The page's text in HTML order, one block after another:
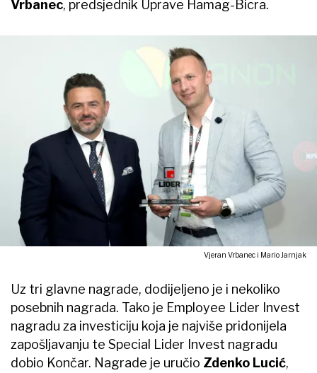
Vrbanec, predsjednik Uprave Hamag-Bicra.
Vjeran Vrbanec i Mario Jarnjak
Uz tri glavne nagrade, dodijeljeno je i nekoliko
posebnih nagrada. Tako je Employee Lider Invest
nagradu za investiciju koja je najviše pridonijela
zapošljavanju te Special Lider Invest nagradu
dobio Končar. Nagrade je uručio Zdenko Lucić,